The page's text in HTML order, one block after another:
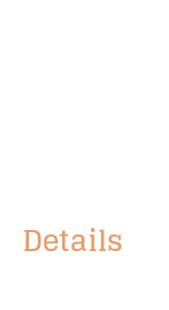
Details